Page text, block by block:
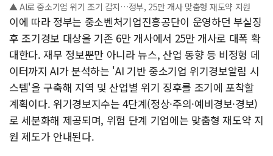
▲ AI로 중소기업 위기 조기 감지…정부, 25만 개사 맞춤형 재도약 지원
이에 따라 정부는 중소벤처기업진흥공단이 운영하던 부실징
후 조기경보 대상을 기존 6만 개사에서 25만 개사로 대폭 확
대한다. 재무 정보뿐만 아니라 뉴스, 산업 동향 등 비정형 데
이터까지 AI가 분석하는 'AI 기반 중소기업 위기경보알림 시
스템'을 구축해 지역 및 산업별 위기 징후를 조기에 포착할
계획이다. 위기경보지수는 4단계(정상·주의·예비경보·경보)
로 세분화해 제공되며, 위험 단계 기업에는 맞춤형 재도약 지
원 제도가 안내된다.